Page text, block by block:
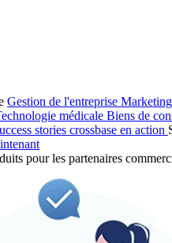
Gestion de l'entreprise Marketing
médicale Biens de
stories crossbase en action
pour les partenaires